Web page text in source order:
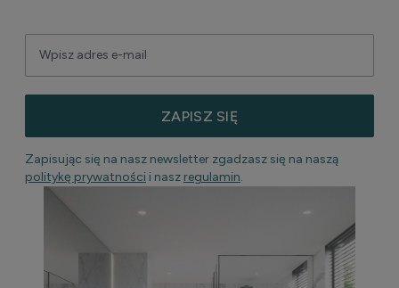
ZAPISZ SIĘ
Zapisując się na nasz newsletter zgadzasz się na naszą
politykę prywatności i nasz regulamin.